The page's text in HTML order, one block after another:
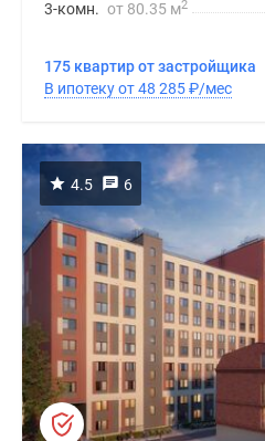
3-комн. от 80.35 м2
175 квартир от застройщика
В ипотеку от 48 285₽/мес
4.5 6